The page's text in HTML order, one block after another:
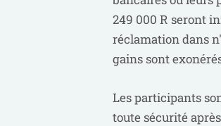
249 000 R seront
réclamation dans
gains sont
Les participants
toute sécurité